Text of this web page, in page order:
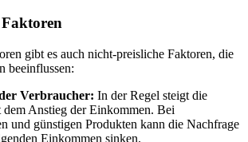
gibt es auch nicht-preisliche Faktoren, die
beeinflussen:
Verbraucher: In der Regel steigt die
Anstieg der Einkommen. Bei
und günstigen Produkten kann die Nachfrage
Einkommen sinken.